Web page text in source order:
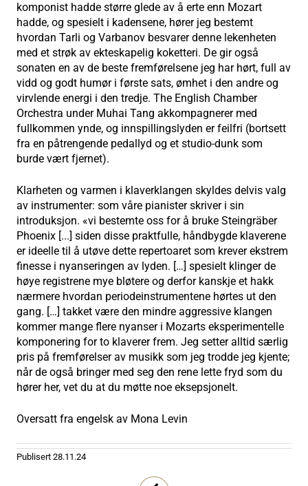
komponist hadde større glede av å erte enn Mozart
hadde, og spesielt i kadensene, hører jeg bestemt
hvordan Tarli og Varbanov besvarer denne lekenheten
med et strøk av ekteskapelig koketteri. De gir også
sonaten en av de beste fremførelsene jeg har hørt, full av
vidd og godt humør i første sats, ømhet i den andre og
virvlende energi i den tredje. The English Chamber
Orchestra under Muhai Tang akkompagnerer med
fullkommen ynde, og innspillingslyden er feilfri (bortsett
fra en påtrengende pedallyd og et studio-dunk som
burde vært fjernet).
Klarheten og varmen i klaverklangen skyldes delvis valg
av instrumenter: som våre pianister skriver i sin
introduksjon. «vi bestemte oss for å bruke Steingräber
Phoenix [...] siden disse praktfulle, håndbygde klaverene
er ideelle til å utøve dette repertoaret som krever ekstrem
finesse i nyanseringen av lyden. […] spesielt klinger de
høye registrene mye bløtere og derfor kanskje et hakk
nærmere hvordan periodeinstrumentene hørtes ut den
gang. […] takket være den mindre aggressive klangen
kommer mange flere nyanser i Mozarts eksperimentelle
komponering for to klaverer frem. Jeg setter alltid særlig
pris på fremførelser av musikk som jeg trodde jeg kjente;
når de også bringer med seg den rene lette fryd som du
hører her, vet du at du møtte noe eksepsjonelt.
Oversatt fra engelsk av Mona Levin
Publisert 28.11.24